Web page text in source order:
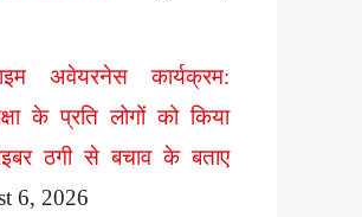
अवेयरनेस कार्यक्रम:
के प्रति लोगों को किया
ठगी से बचाव के बताए
6, 2026